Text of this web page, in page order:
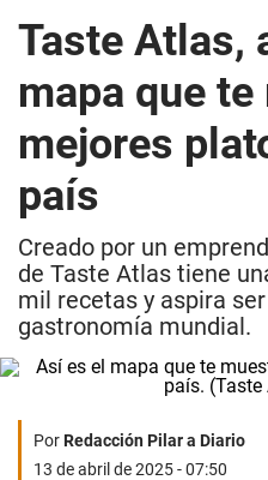
Taste Atlas,
mapa que
mejores
país
Creado por un
de Taste Atlas tiene
mil recetas y aspira
gastronomía mundial.
PorRedacción Pilar a Diario
13 de abril de 2025 - 07:50